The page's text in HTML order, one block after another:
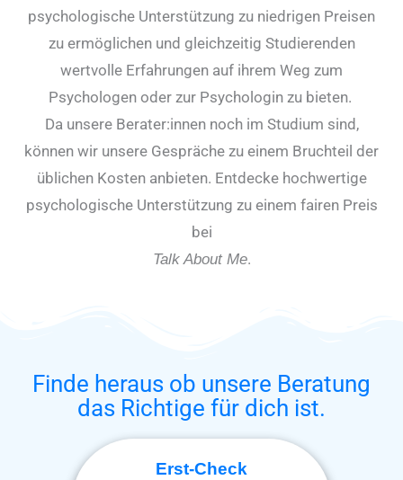
psychologische Unterstützung zu niedrigen Preisen
zu ermöglichen und gleichzeitig Studierenden
wertvolle Erfahrungen auf ihrem Weg zum
Psychologen oder zur Psychologin zu bieten.
Da unsere Berater:innen noch im Studium sind,
können wir unsere Gespräche zu einem Bruchteil der
üblichen Kosten anbieten. Entdecke hochwertige
psychologische Unterstützung zu einem fairen Preis
bei
Talk About Me.
Finde heraus ob unsere Beratung
das Richtige für dich ist.
Erst-Check